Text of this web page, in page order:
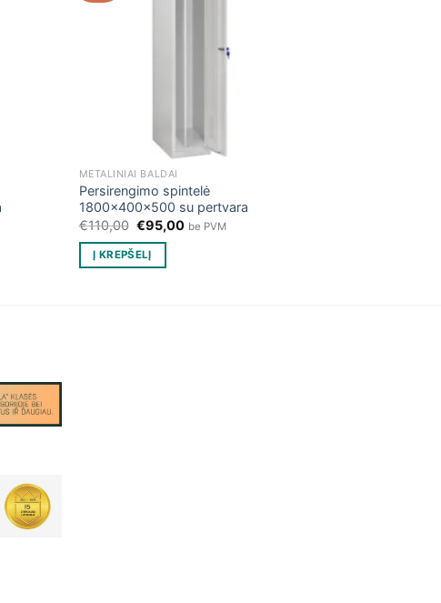
METALINIAI BALDAI
Persirengimo spintelė
1800x400x500 su pertvara
€110,00 Original
price
was:
€110,00.
€95,00Current
be PVM
Į KREPŠELĮ